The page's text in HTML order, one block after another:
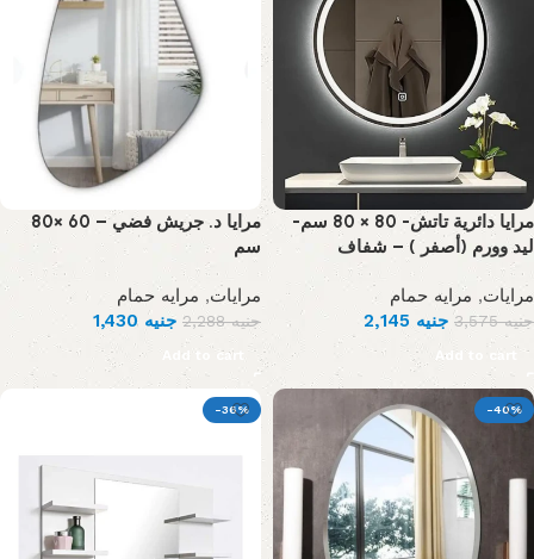
مرايا دائرية تاتش- 80 × 80 سم-
ليد وورم (أصفر ) – شفاف
مرايات, مرايه حمام
جنيه3,575 جنيه
Add to cart
مرايا د. جريش فضي – 60 ×80
سم
مرايات, مرايه حمام
جنيه2,288 جنيه
Add to cart
-40%
-36%